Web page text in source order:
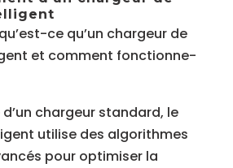
ce qu’un chargeur de
et comment fonctionne-
chargeur standard, le
utilise des algorithmes
pour optimiser la